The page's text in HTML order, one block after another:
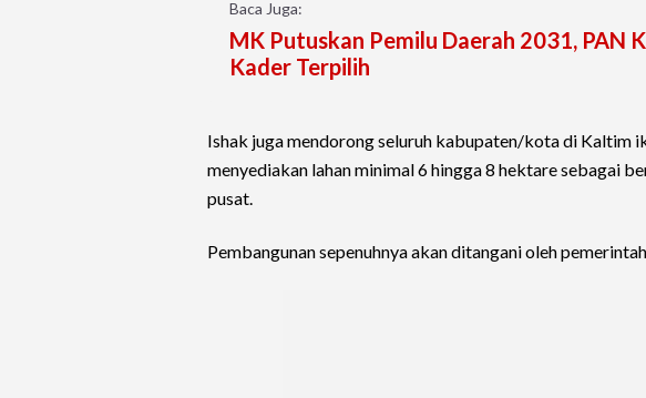
Baca Juga:
MK Putuskan Pemilu Daerah 2031, PAN
Kader Terpilih
Ishak juga mendorong seluruh kabupaten/kota di Kaltim
menyediakan lahan minimal 6 hingga 8 hektare sebagai
pusat.
Pembangunan sepenuhnya akan ditangani oleh